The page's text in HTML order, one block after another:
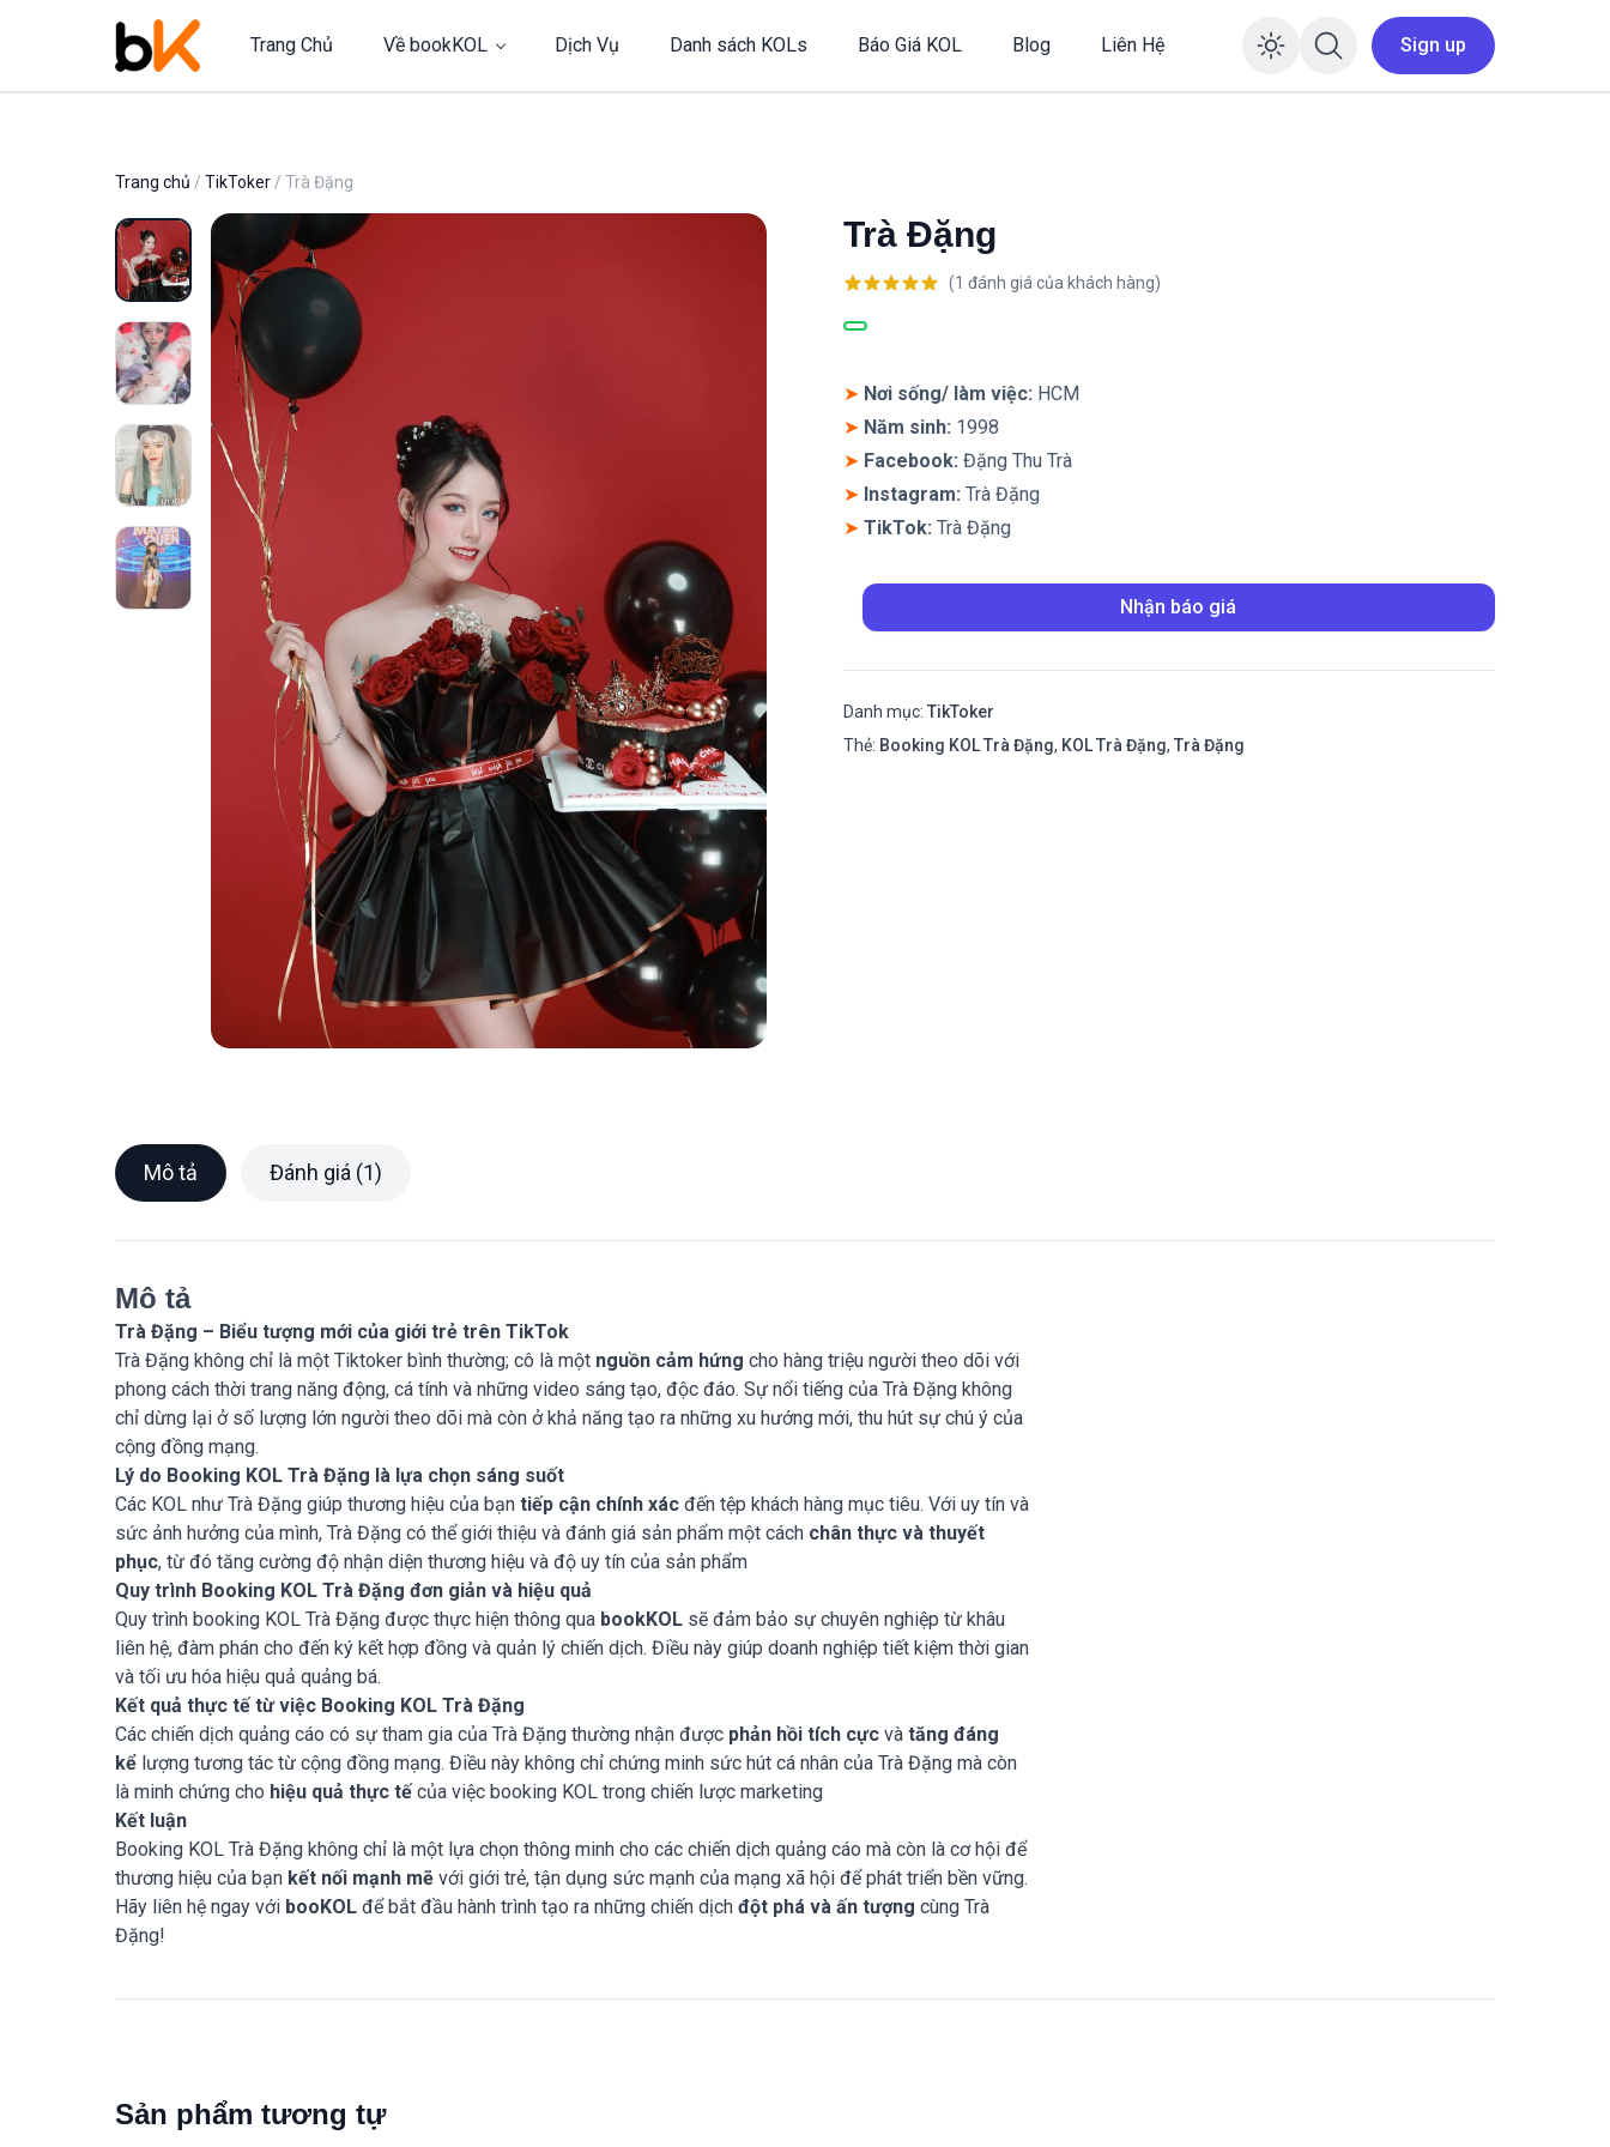
Trang Chủ Về bookKOL Dịch Vụ Danh sách KOLs Báo Giá KOL Blog Liên Hệ Enable dark mode
Sign up
Trang chủ / TikToker / Trà Đặng
Trà Đặng
dựa trên
(1 đánh giá của khách hàng)
➤ Nơi sống/ làm việc: HCM
➤ Năm sinh: 1998
➤ Facebook: Đặng Thu Trà
➤ Instagram: Trà Đặng
➤ TikTok: Trà Đặng
Nhận báo giá
Danh mục: TikToker
Thẻ: Booking KOL Trà Đặng, KOL Trà Đặng, Trà Đặng
Mô tả Đánh giá (1)
Mô tả
Trà Đặng – Biểu tượng mới của giới trẻ trên TikTok
Trà Đặng không chỉ là một Tiktoker bình thường; cô là một nguồn cảm hứng cho hàng triệu người theo dõi với
phong cách thời trang năng động, cá tính và những video sáng tạo, độc đáo. Sự nổi tiếng của Trà Đặng không
chỉ dừng lại ở số lượng lớn người theo dõi mà còn ở khả năng tạo ra những xu hướng mới, thu hút sự chú ý của
cộng đồng mạng.
Lý do Booking KOL Trà Đặng là lựa chọn sáng suốt
Các KOL như Trà Đặng giúp thương hiệu của bạn tiếp cận chính xác đến tệp khách hàng mục tiêu. Với uy tín và
sức ảnh hưởng của mình, Trà Đặng có thể giới thiệu và đánh giá sản phẩm một cách chân thực và thuyết
phục, từ đó tăng cường độ nhận diện thương hiệu và độ uy tín của sản phẩm
Quy trình Booking KOL Trà Đặng đơn giản và hiệu quả
Quy trình booking KOL Trà Đặng được thực hiện thông qua bookKOL sẽ đảm bảo sự chuyên nghiệp từ khâu
liên hệ, đàm phán cho đến ký kết hợp đồng và quản lý chiến dịch. Điều này giúp doanh nghiệp tiết kiệm thời gian
và tối ưu hóa hiệu quả quảng bá.
Kết quả thực tế từ việc Booking KOL Trà Đặng
Các chiến dịch quảng cáo có sự tham gia của Trà Đặng thường nhận được phản hồi tích cực và tăng đáng
kể lượng tương tác từ cộng đồng mạng. Điều này không chỉ chứng minh sức hút cá nhân của Trà Đặng mà còn
là minh chứng cho hiệu quả thực tếcủa việc booking KOL trong chiến lược marketing
Kết luận
Booking KOL Trà Đặng không chỉ là một lựa chọn thông minh cho các chiến dịch quảng cáo mà còn là cơ hội để
thương hiệu của bạn kết nối mạnh mẽ với giới trẻ, tận dụng sức mạnh của mạng xã hội để phát triển bền vững.
Hãy liên hệ ngay với booKOL để bắt đầu hành trình tạo ra những chiến dịch đột phá và ấn tượng cùng Trà
Đặng!
Sản phẩm tương tự